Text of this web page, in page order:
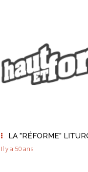
LA "RÉFORME"
Il y a 50 ans